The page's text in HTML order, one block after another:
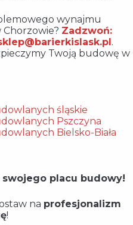
wynajmu
Zadzwoń:
.
Twoją budowę w
śląskie
Pszczyna
Bielsko-Biała
placu budowy!
na profesjonalizm
!